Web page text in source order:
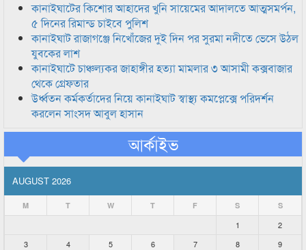
কানাইঘাটের কিশোর আহাদের খুনি সায়েমের আদালতে আত্মসমর্পন,
৫ দিনের রিমান্ড চাইবে পুলিশ
কানাইঘাট রাজাগঞ্জে নিখোঁজের দুই দিন পর সুরমা নদীতে ভেসে উঠল
যুবকের লাশ
কানাইঘাটে চাঞ্চল্যকর জাহাঙ্গীর হত্যা মামলার ৩ আসামী কক্সবাজার
থেকে গ্রেফতার
উর্ধ্বতন কর্মকর্তাদের নিয়ে কানাইঘাট স্বাস্থ্য কমপ্লেক্সে পরিদর্শন
করলেন সাংসদ আবুল হাসান
আর্কাইভ
AUGUST 2026
M T W T F S S
1
2
3
4 5 6 7 8 9